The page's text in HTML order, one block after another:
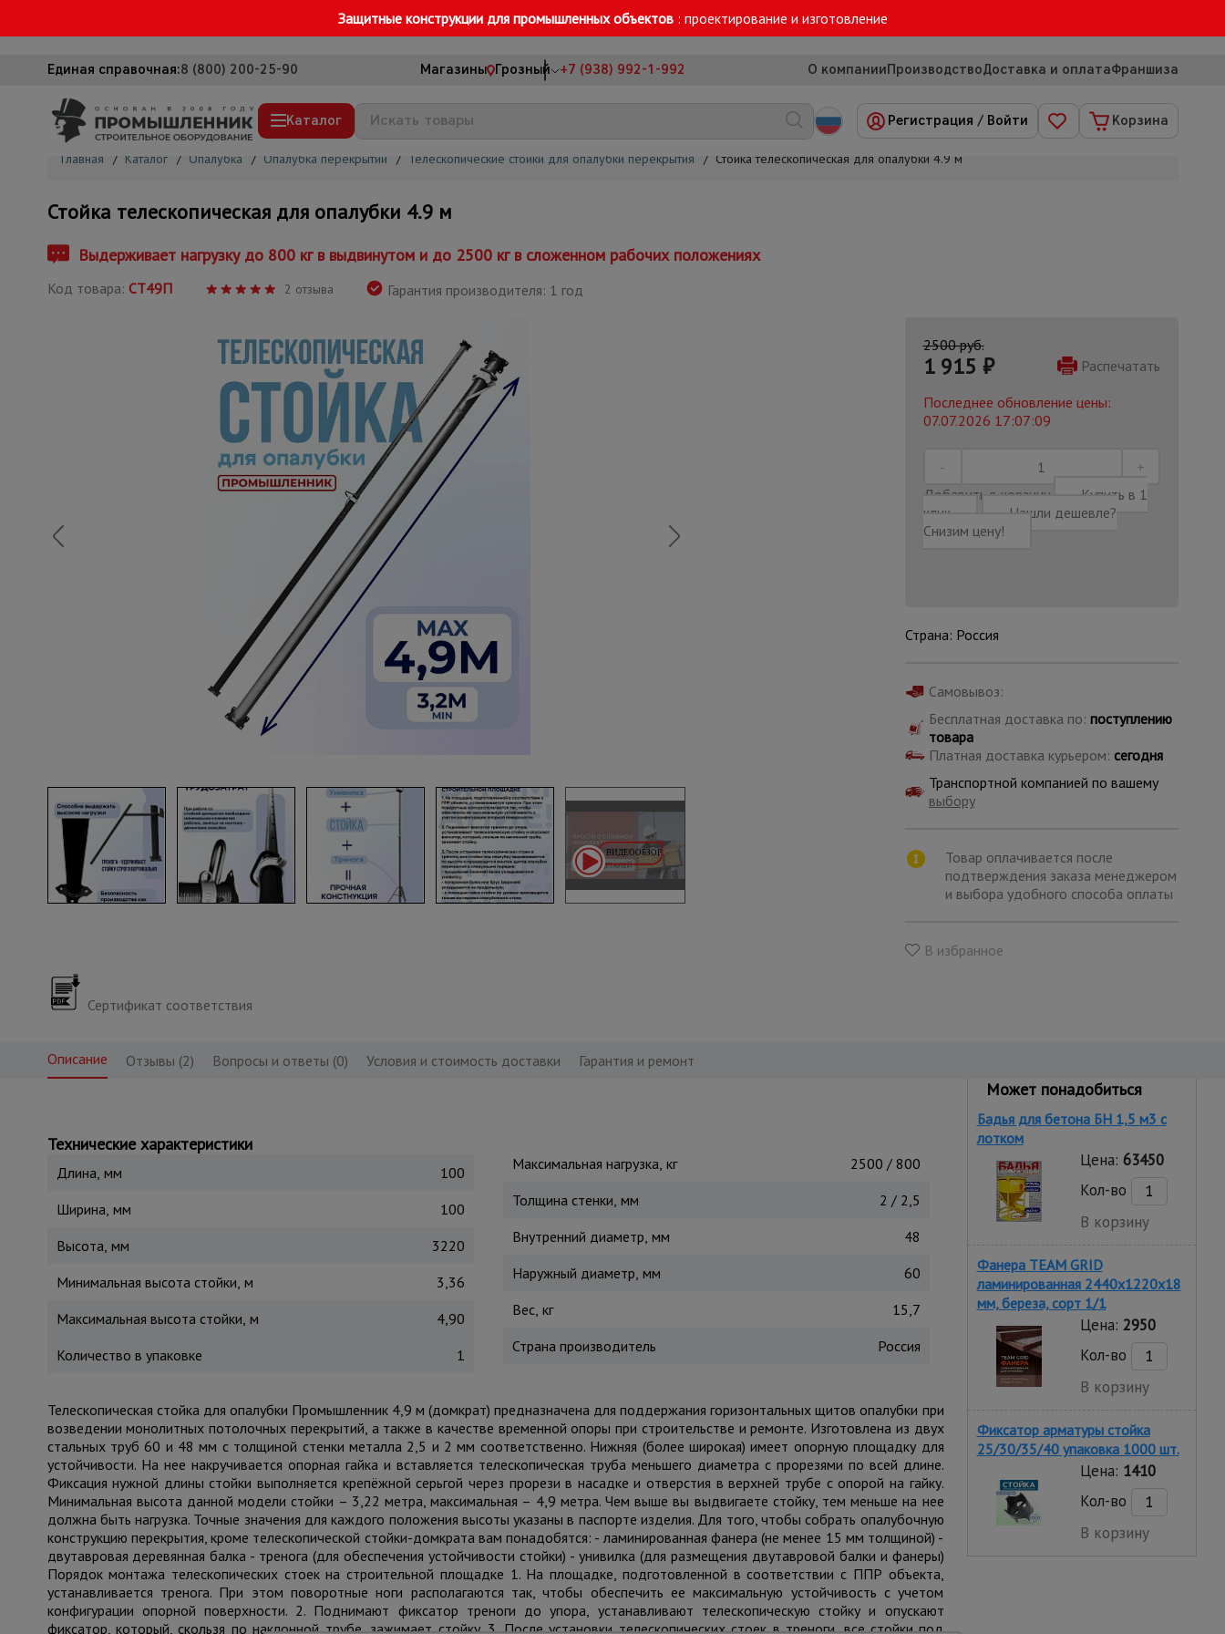
Защитные конструкции для промышленных объектов : проектирование и изготовление
Единая справочная:8 (800) 200-25-90 Магазины Грозный +7 (938) 992-1-992 О компанииПроизводствоДоставка и оплатаФраншиза
Каталог
Вышки-туры
Подмости строительные
Сетка, тенты, брезенты
Грузоподъемное оборудование
Мусоропровод строительный
Фанера ламинированная
Опалубка
Вибротехника для строительства
Оборудование для работы с арматурой
Оборудование для бетонных работ
Техника для склада
Тачки строительные и садовые
Лестницы и стремянки
Штукатурные комплекты
Сварочные аппараты
Тепловые пушки
Каталог
товаров
Регистрация / Войти Корзина
Главная / Каталог / Опалубка / Опалубка перекрытий / Телескопические стойки для опалубки перекрытия / Стойка телескопическая для опалубки 4.9 м
Стойка телескопическая для опалубки 4.9 м
Выдерживает нагрузку до 800 кг в выдвинутом и до 2500 кг в сложенном рабочих положениях
Код товара: СТ49П 2 отзыва Гарантия производителя: 1 год
2500 руб.
1 915 ₽
Распечатать
Последнее обновление цены:
07.07.2026 17:07:09
Добавить в корзину
Купить в 1
клик
Нашли дешевле?
Снизим цену!
Страна: Россия
Самовывоз:
Бесплатная доставка по: поступлению
товара
Платная доставка курьером: сегодня
Транспортной компанией по вашему
выбору
Товар оплачивается после
подтверждения заказа менеджером
и выбора удобного способа оплаты
В избранное
Сертификат соответствия
Описание Отзывы (2) Вопросы и ответы (0) Условия и стоимость доставки Гарантия и ремонт
Технические характеристики
Длина, мм
100
Ширина, мм
100
Высота, мм
3220
Минимальная высота стойки, м
3,36
Максимальная высота стойки, м
4,90
Количество в упаковке
1
Максимальная нагрузка, кг
2500 / 800
Толщина стенки, мм
2 / 2,5
Внутренний диаметр, мм
48
Наружный диаметр, мм
60
Вес, кг
15,7
Страна производитель
Россия
Телескопическая стойка для опалубки Промышленник 4,9 м (домкрат) предназначена для поддержания горизонтальных щитов опалубки при
возведении монолитных потолочных перекрытий, а также в качестве временной опоры при строительстве и ремонте. Изготовлена из двух
стальных труб 60 и 48 мм с толщиной стенки металла 2,5 и 2 мм соответственно. Нижняя (более широкая) имеет опорную площадку для
устойчивости. На нее накручивается опорная гайка и вставляется телескопическая труба меньшего диаметра с прорезями по всей длине.
Фиксация нужной длины стойки выполняется крепёжной серьгой через прорези в насадке и отверстия в верхней трубе с опорой на гайку.
Минимальная высота данной модели стойки – 3,22 метра, максимальная – 4,9 метра. Чем выше вы выдвигаете стойку, тем меньше на нее
должна быть нагрузка. Точные значения для каждого положения высоты указаны в паспорте изделия. Для того, чтобы собрать опалубочную
конструкцию перекрытия, кроме телескопической стойки-домкрата вам понадобятся: - ламинированная фанера (не менее 15 мм толщиной) -
двутавровая деревянная балка - тренога (для обеспечения устойчивости стойки) - унивилка (для размещения двутавровой балки и фанеры)
Порядок монтажа телескопических стоек на строительной площадке 1. На площадке, подготовленной в соответствии с ППР объекта,
устанавливается тренога. При этом поворотные ноги располагаются так, чтобы обеспечить ее максимальную устойчивость с учетом
конфигурации опорной поверхности. 2. Поднимают фиксатор треноги до упора, устанавливают телескопическую стойку и опускают
фиксатор, который, скользя по наклонной трубе, зажимает стойку. 3. После установки телескопических стоек в треноги, все стойки под
Может понадобиться
Бадья для бетона БН 1,5 м3 с
лотком
Цена: 63450
Кол-во
В корзину
Фанера TEAM GRID
ламинированная 2440х1220х18
мм, береза, сорт 1/1
Цена: 2950
Кол-во
В корзину
Фиксатор арматуры стойка
25/30/35/40 упаковка 1000 шт.
Цена: 1410
Кол-во
В корзину